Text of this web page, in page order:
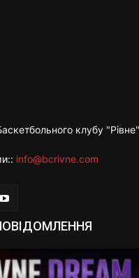
клубу "Рівне"
info@bcrivne.com